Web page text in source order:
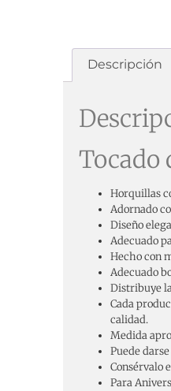
Descripción
Tocado
Horquillas
Adornado
Diseño
Adecuado
Hecho con
Adecuado
Distribuye
Cada
calidad.
Medida
Puede
Consérvalo
Para